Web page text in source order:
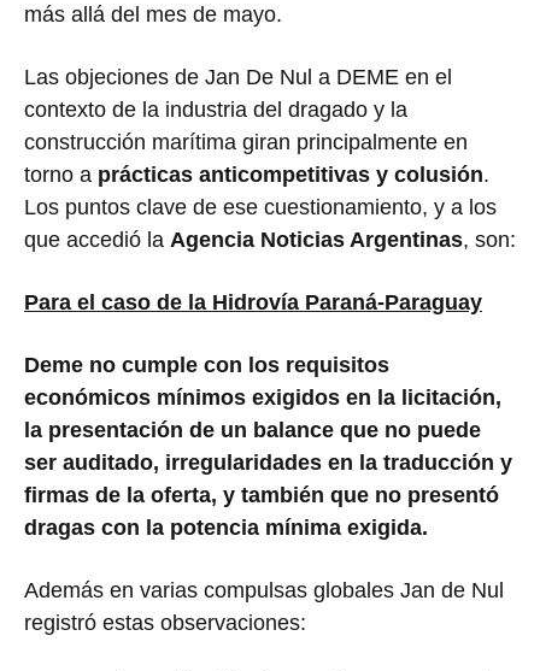
más allá del mes de mayo.
Las objeciones de Jan De Nul a DEME en el
contexto de la industria del dragado y la
construcción marítima giran principalmente en
torno a prácticas anticompetitivas y colusión.
Los puntos clave de ese cuestionamiento, y a los
que accedió la Agencia Noticias Argentinas, son:
Para el caso de la Hidrovía Paraná-Paraguay
Deme no cumple con los requisitos
económicos mínimos exigidos en la licitación,
la presentación de un balance que no puede
ser auditado, irregularidades en la traducción y
firmas de la oferta, y también que no presentó
dragas con la potencia mínima exigida.
Además en varias compulsas globales Jan de Nul
registró estas observaciones: